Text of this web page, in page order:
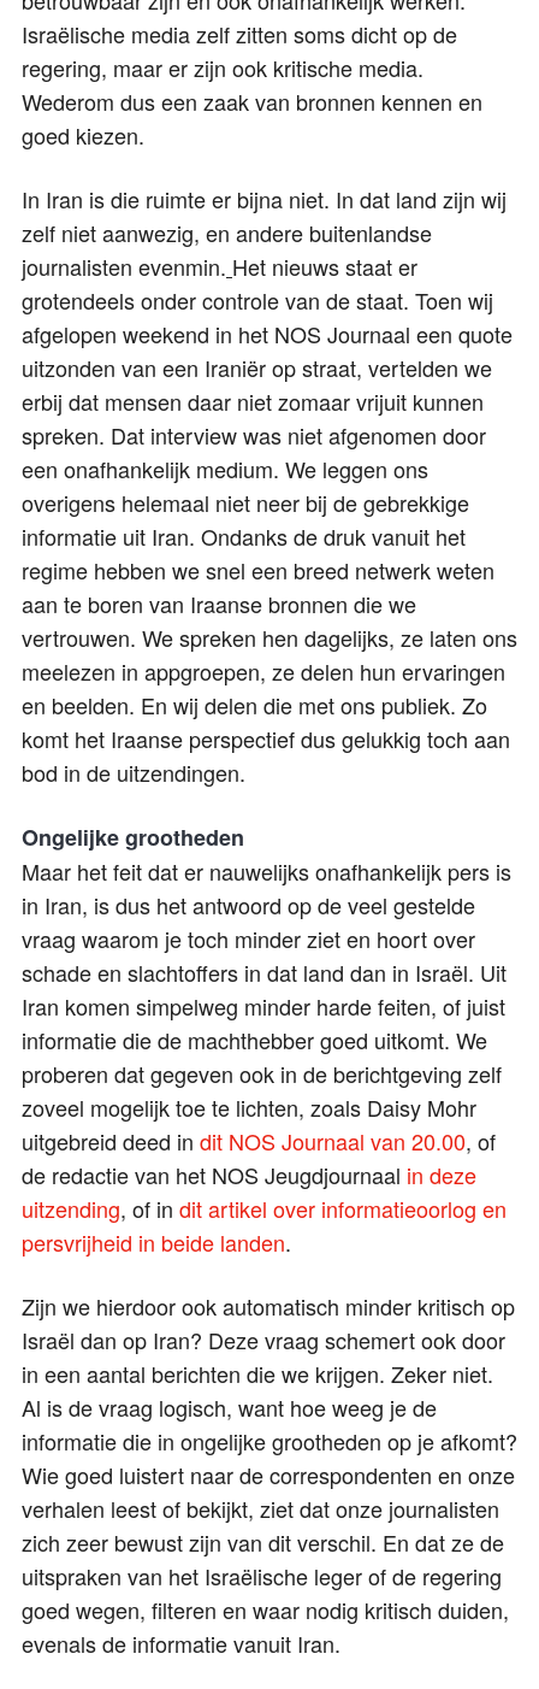
Israëlische media zelf zitten soms dicht op de
regering, maar er zijn ook kritische media.
Wederom dus een zaak van bronnen kennen en
goed kiezen.
In Iran is die ruimte er bijna niet. In dat land zijn wij
zelf niet aanwezig, en andere buitenlandse
journalisten evenmin. Het nieuws staat er
grotendeels onder controle van de staat. Toen wij
afgelopen weekend in het NOS Journaal een quote
uitzonden van een Iraniër op straat, vertelden we
erbij dat mensen daar niet zomaar vrijuit kunnen
spreken. Dat interview was niet afgenomen door
een onafhankelijk medium. We leggen ons
overigens helemaal niet neer bij de gebrekkige
informatie uit Iran. Ondanks de druk vanuit het
regime hebben we snel een breed netwerk weten
aan te boren van Iraanse bronnen die we
vertrouwen. We spreken hen dagelijks, ze laten ons
meelezen in appgroepen, ze delen hun ervaringen
en beelden. En wij delen die met ons publiek. Zo
komt het Iraanse perspectief dus gelukkig toch aan
bod in de uitzendingen.
Ongelijke grootheden
Maar het feit dat er nauwelijks onafhankelijk pers is
in Iran, is dus het antwoord op de veel gestelde
vraag waarom je toch minder ziet en hoort over
schade en slachtoffers in dat land dan in Israël. Uit
Iran komen simpelweg minder harde feiten, of juist
informatie die de machthebber goed uitkomt. We
proberen dat gegeven ook in de berichtgeving zelf
zoveel mogelijk toe te lichten, zoals Daisy Mohr
uitgebreid deed in dit NOS Journaal van 20.00, of
de redactie van het NOS Jeugdjournaal in deze
uitzending, of in dit artikel over informatieoorlog en
persvrijheid in beide landen.
Zijn we hierdoor ook automatisch minder kritisch op
Israël dan op Iran? Deze vraag schemert ook door
in een aantal berichten die we krijgen. Zeker niet.
Al is de vraag logisch, want hoe weeg je de
informatie die in ongelijke grootheden op je afkomt?
Wie goed luistert naar de correspondenten en onze
verhalen leest of bekijkt, ziet dat onze journalisten
zich zeer bewust zijn van dit verschil. En dat ze de
uitspraken van het Israëlische leger of de regering
goed wegen, filteren en waar nodig kritisch duiden,
evenals de informatie vanuit Iran.